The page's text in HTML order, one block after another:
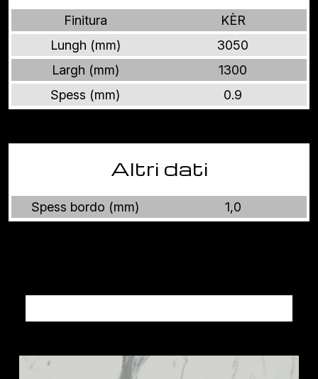
Finitura
KÈR
Lungh (mm)
3050
Largh (mm)
1300
Spess (mm)
0.9
Altri dati
Spess bordo (mm) 1,0
Altri prodotti PIETRE